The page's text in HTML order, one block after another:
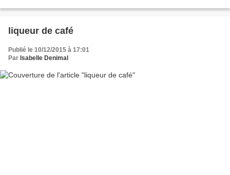
liqueur de café
Publié le 10/12/2015 à 17:01
Par Isabelle Denimal